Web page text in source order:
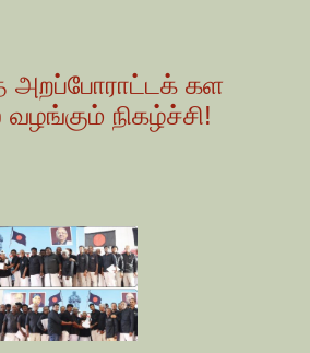
அறப்போராட்டக் கள
நிகழ்ச்சி!